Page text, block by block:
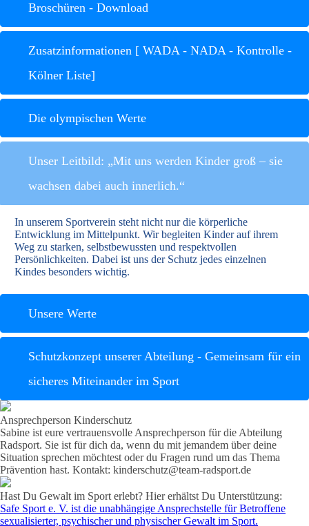
Broschüren - Download
Zusatzinformationen [ WADA - NADA - Kontrolle -
Kölner Liste]
Die olympischen Werte
Unser Leitbild: „Mit uns werden Kinder groß – sie
wachsen dabei auch innerlich.“
In unserem Sportverein steht nicht nur die körperliche
Entwicklung im Mittelpunkt. Wir begleiten Kinder auf ihrem
Weg zu starken, selbstbewussten und respektvollen
Persönlichkeiten. Dabei ist uns der Schutz jedes einzelnen
Kindes besonders wichtig.
Unsere Werte
Schutzkonzept unserer Abteilung - Gemeinsam für ein
sicheres Miteinander im Sport
Ansprechperson Kinderschutz
Sabine ist eure vertrauensvolle Ansprechperson für die Abteilung
Radsport. Sie ist für dich da, wenn du mit jemandem über deine
Situation sprechen möchtest oder du Fragen rund um das Thema
Prävention hast. Kontakt: kinderschutz@team-radsport.de
Hast Du Gewalt im Sport erlebt? Hier erhältst Du Unterstützung:
Safe Sport e. V. ist die unabhängige Ansprechstelle für Betroffene
sexualisierter, psychischer und physischer Gewalt im Sport.